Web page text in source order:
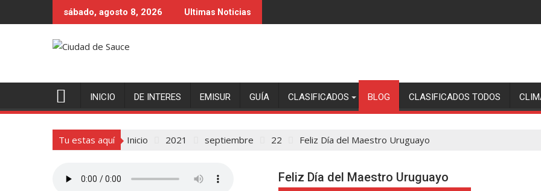
al
sábado, agosto 8, 2026 Ultimas Noticias
INICIO DE INTERES EMISUR GUÍA CLASIFICADOS BLOG CLASIFICADOS TODOS
Tu estas aquí Inicio 2021 septiembre 22 Feliz Día del Maestro Uruguayo
Feliz Día del Maestro Uruguayo